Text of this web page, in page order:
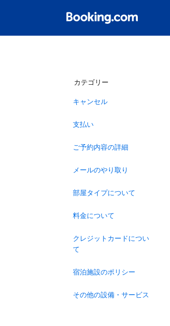
カテゴリー
キャンセル
支払い
ご予約内容の詳細
メールのやり取り
部屋タイプについて
料金について
クレジットカードについ
て
宿泊施設のポリシー
その他の設備・サービス